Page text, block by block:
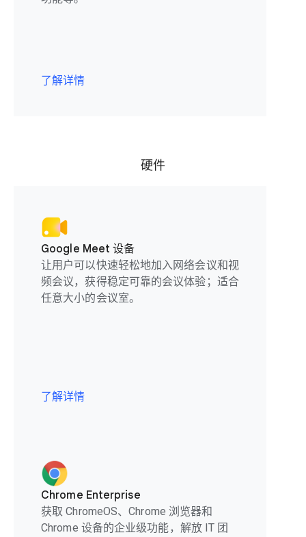
了解详情
硬件
Google Meet 设备
让用户可以快速轻松地加入网络会议和视
频会议，获得稳定可靠的会议体验；适合
任意大小的会议室。
了解详情
Chrome Enterprise
获取 ChromeOS、Chrome 浏览器和
Chrome 设备的企业级功能，解放 IT 团